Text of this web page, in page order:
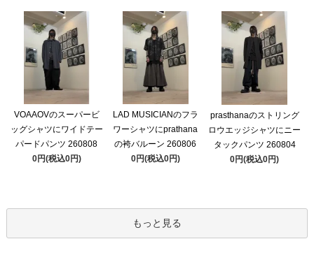
VOAAOVのスーパービ
ッグシャツにワイドテー
パードパンツ 260808
0円(税込0円)
LAD MUSICIANのフラ
ワーシャツにprathana
の袴バルーン 260806
0円(税込0円)
prasthanaのストリング
ロウエッジシャツにニー
タックパンツ 260804
0円(税込0円)
もっと見る